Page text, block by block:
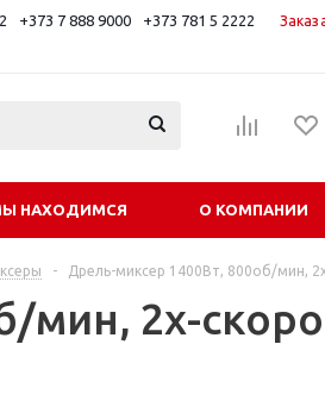
+373 7 888 9000 +373 781 5 2222
НАХОДИМСЯ О КОМПАНИИ
- Дрель-миксер 1400Вт, 800об/мин,
мин, 2x-